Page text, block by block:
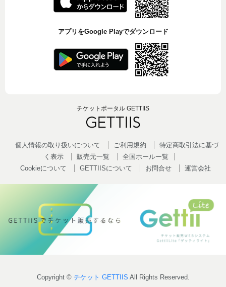
アプリをGoogle Playでダウンロード
チケットポータル GETTIIS
個人情報の取り扱いについて ご利用規約
特定商取引法に基づ
く表示
販売元一覧
全国ホールー覧
Cookieについて
GETTIISについて お問合せ 運営会社
Copyright © チケット GETTIIS All Rights Reserved.